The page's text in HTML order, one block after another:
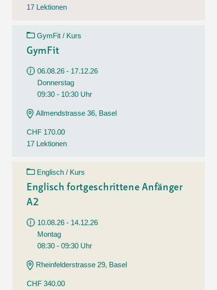
17 Lektionen
GymFit / Kurs
GymFit
06.08.26 - 17.12.26
Donnerstag
09:30 - 10:30 Uhr
Allmendstrasse 36, Basel
CHF 170.00
17 Lektionen
Englisch / Kurs
Englisch fortgeschrittene Anfänger
A2
10.08.26 - 14.12.26
Montag
08:30 - 09:30 Uhr
Rheinfelderstrasse 29, Basel
CHF 340.00